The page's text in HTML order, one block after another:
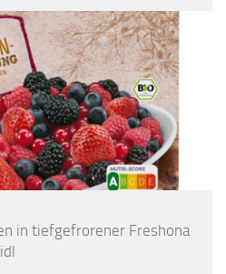
in tiefgefrorener Freshona